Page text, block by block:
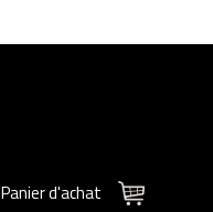
Panier d'achat